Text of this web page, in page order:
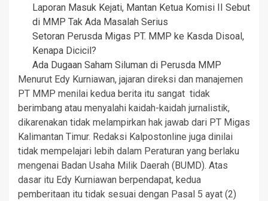
Laporan Masuk Kejati, Mantan Ketua Komisi II Sebut
di MMP Tak Ada Masalah Serius
Setoran Perusda Migas PT. MMP ke Kasda Disoal,
Kenapa Dicicil?
Ada Dugaan Saham Siluman di Perusda MMP
Menurut Edy Kurniawan, jajaran direksi dan manajemen
PT MMP menilai kedua berita itu sangat tidak
berimbang atau menyalahi kaidah-kaidah jurnalistik,
dikarenakan tidak melampirkan hak jawab dari PT Migas
Kalimantan Timur. Redaksi Kalpostonline juga dinilai
tidak mempelajari lebih dalam Peraturan yang berlaku
mengenai Badan Usaha Milik Daerah (BUMD). Atas
dasar itu Edy Kurniawan berpendapat, kedua
pemberitaan itu tidak sesuai dengan Pasal 5 ayat (2)